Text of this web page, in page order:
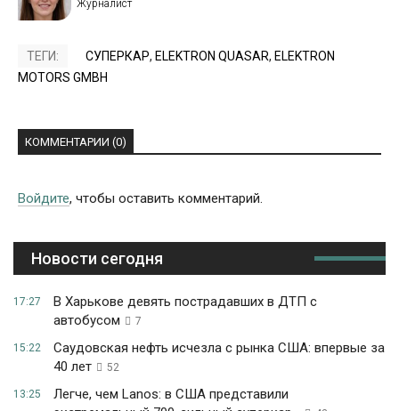
ТЕГИ: СУПЕРКАР, ELEKTRON QUASAR, ELEKTRON
MOTORS GMBH
КОММЕНТАРИИ (0)
Войдите, чтобы оставить комментарий.
Новости сегодня
17:27
В Харькове девять пострадавших в ДТП с
автобусом
7
15:22
Саудовская нефть исчезла с рынка США: впервые за
40 лет
52
13:25
Легче, чем Lanos: в США представили